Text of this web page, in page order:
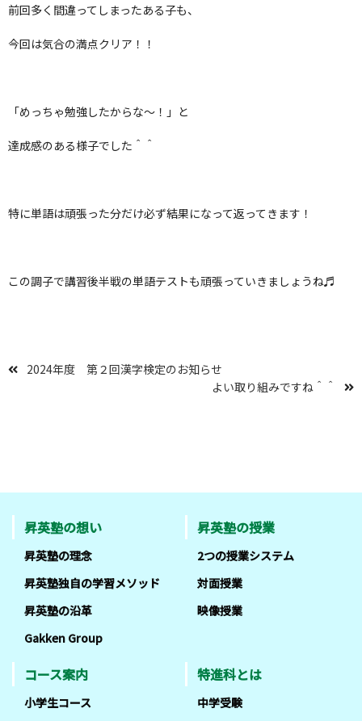
前回多く間違ってしまったある子も、
今回は気合の満点クリア！！
「めっちゃ勉強したからな～！」と
達成感のある様子でした＾＾
特に単語は頑張った分だけ必ず結果になって返ってきます！
この調子で講習後半戦の単語テストも頑張っていきましょうね♬
2024年度 第２回漢字検定のお知らせ
よい取り組みですね＾＾
昇英塾の想い
昇英塾の理念
昇英塾独自の学習メソッド
昇英塾の沿革
Gakken Group
昇英塾の授業
2つの授業システム
対面授業
映像授業
コース案内
小学生コース
特進科とは
中学受験